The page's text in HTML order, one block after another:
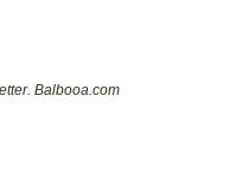
Balbooa.com